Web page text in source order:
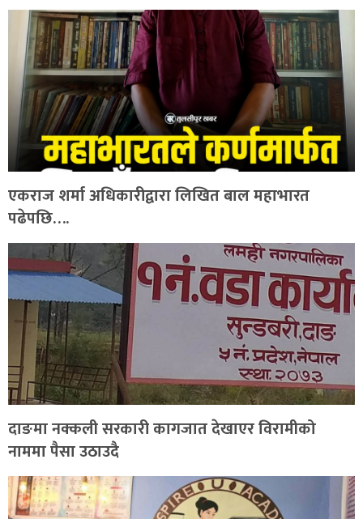
एकराज शर्मा अधिकारीद्वारा लिखित बाल महाभारत
पढेपछि….
दाङमा नक्कली सरकारी कागजात देखाएर विरामीको
नाममा पैसा उठाउदै